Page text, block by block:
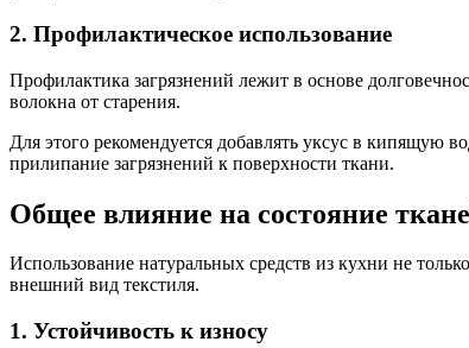
2. Профилактическое использование
Профилактика загрязнений лежит в основе
волокна от старения.
Для этого рекомендуется добавлять уксус в кипящую
прилипание загрязнений к поверхности ткани.
Общее влияние на состояние
Использование натуральных средств из кухни не
внешний вид текстиля.
1. Устойчивость к износу